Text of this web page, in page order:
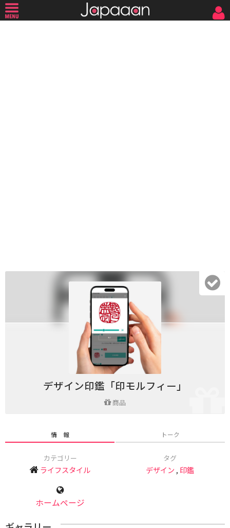
デザイン印鑑「印モルフィー」
商品
情 報 トーク
カテゴリー
ライフスタイル
タグ
デザイン , 印鑑
ホームページ